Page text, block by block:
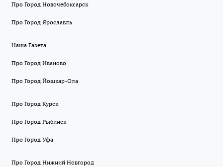
Про Город Новочебоксарск
Про Город Ярославль
Наша Газета
Про Город Иваново
Про Город Йошкар-Ола
Про Город Курск
Про Город Рыбинск
Про Город Уфа
Про Город Нижний Новгород